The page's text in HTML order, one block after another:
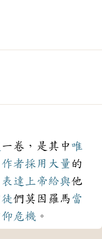
一卷，是其中 唯
作者採用 大量 的
表達 上帝給與他
們莫因羅馬 當
危機 。